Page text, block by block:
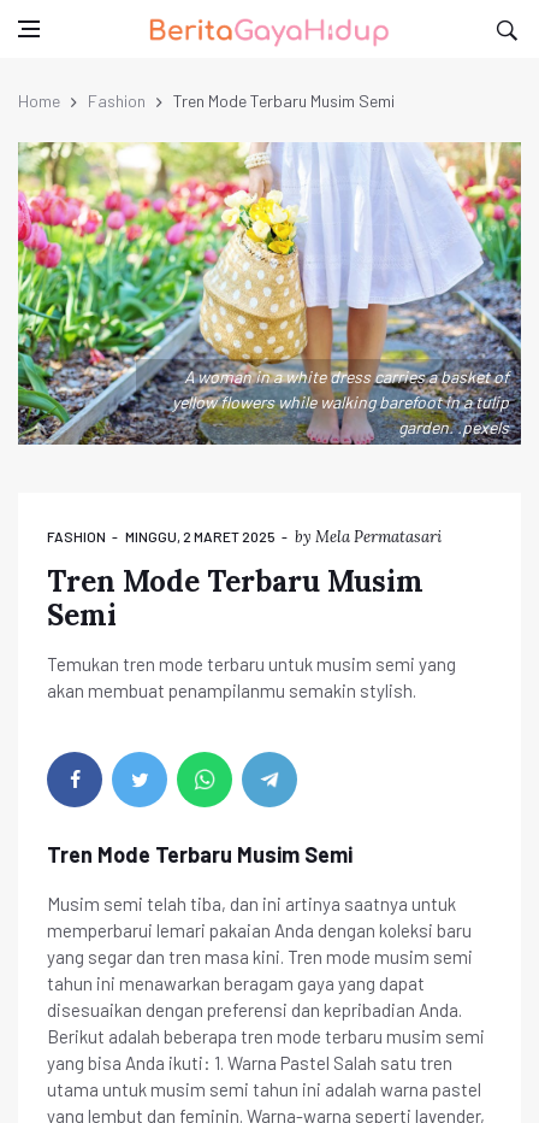
Home Fashion Tren Mode Terbaru Musim Semi
A woman in a white dress carries a basket of
yellow flowers while walking barefoot in a tulip
garden. .pexels
FASHION MINGGU, 2 MARET 2025 by Mela Permatasari
Tren Mode Terbaru Musim
Semi
Temukan tren mode terbaru untuk musim semi yang
akan membuat penampilanmu semakin stylish.
Tren Mode Terbaru Musim Semi
Musim semi telah tiba, dan ini artinya saatnya untuk
memperbarui lemari pakaian Anda dengan koleksi baru
yang segar dan tren masa kini. Tren mode musim semi
tahun ini menawarkan beragam gaya yang dapat
disesuaikan dengan preferensi dan kepribadian Anda.
Berikut adalah beberapa tren mode terbaru musim semi
yang bisa Anda ikuti: 1. Warna Pastel Salah satu tren
utama untuk musim semi tahun ini adalah warna pastel
yang lembut dan feminin. Warna-warna seperti lavender,